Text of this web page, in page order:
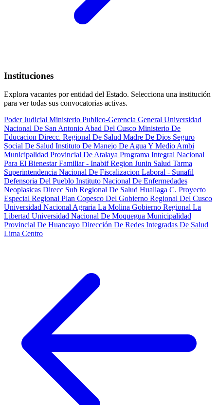
Instituciones
Explora vacantes por entidad del Estado. Selecciona una institución
para ver todas sus convocatorias activas.
Poder Judicial Ministerio Publico-Gerencia General Universidad
Nacional De San Antonio Abad Del Cusco Ministerio De
Educacion Direcc. Regional De Salud Madre De Dios Seguro
Social De Salud Instituto De Manejo De Agua Y Medio Ambi
Municipalidad Provincial De Atalaya Programa Integral Nacional
Para El Bienestar Familiar - InabifRegion Junin Salud Tarma
Superintendencia Nacional De Fiscalizacion Laboral - Sunafil
Defensoria Del Pueblo Instituto Nacional De Enfermedades
Neoplasicas Direcc Sub Regional De Salud Huallaga C. Proyecto
Especial Regional Plan Copesco Del Gobierno Regional Del Cusco
Universidad Nacional Agraria La Molina Gobierno Regional La
Libertad Universidad Nacional De Moquegua Municipalidad
Provincial De Huancayo Dirección De Redes Integradas De Salud
Lima Centro